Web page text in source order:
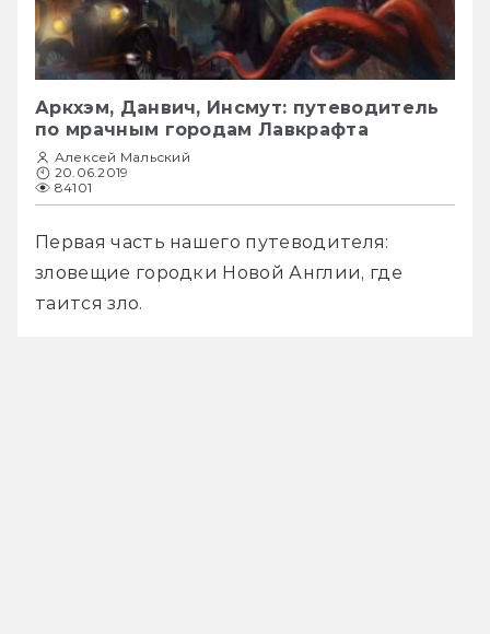
Аркхэм, Данвич, Инсмут: путеводитель
по мрачным городам Лавкрафта
Алексей Мальский
20.06.2019
84101
Первая часть нашего путеводителя:
зловещие городки Новой Англии, где
таится зло.